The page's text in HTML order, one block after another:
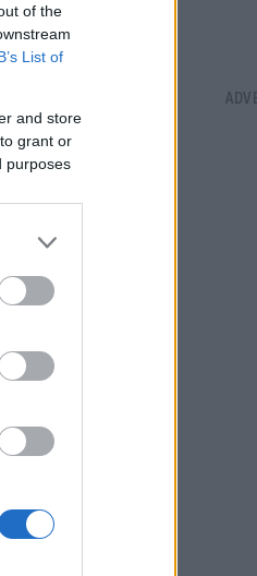
of the
List of
and store
grant or
purposes